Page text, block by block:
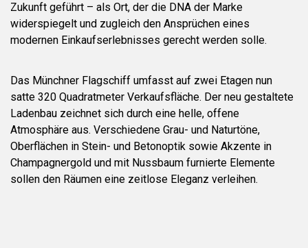
Zukunft geführt – als Ort, der die DNA der Marke
widerspiegelt und zugleich den Ansprüchen eines
modernen Einkaufserlebnisses gerecht werden solle.
Das Münchner Flagschiff umfasst auf zwei Etagen nun
satte 320 Quadratmeter Verkaufsfläche. Der neu gestaltete
Ladenbau zeichnet sich durch eine helle, offene
Atmosphäre aus. Verschiedene Grau- und Naturtöne,
Oberflächen in Stein- und Betonoptik sowie Akzente in
Champagnergold und mit Nussbaum furnierte Elemente
sollen den Räumen eine zeitlose Eleganz verleihen.